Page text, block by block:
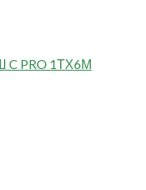
C PRO 1ТХ6М